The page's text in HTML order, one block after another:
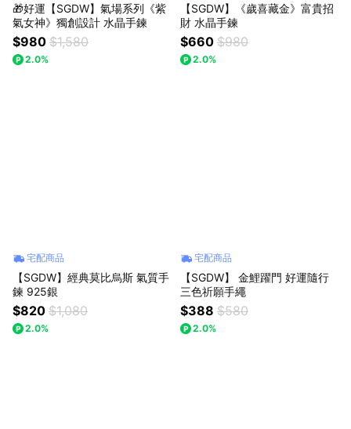
🎁好運【SGDW】氣場系列《紫
氣女神》獨創設計 水晶手鍊
$980 $1,580
2.0%
【SGDW】《歲喜藏金》富貴招
財 水晶手鍊
$660 $980
2.0%
宅配商品
【SGDW】經典莫比烏斯 氣質手
鍊 925銀
$820 $1,080
2.0%
宅配商品
【SGDW】 金鯉躍門 好運隨行
三色祈願手繩
$388 $580
2.0%